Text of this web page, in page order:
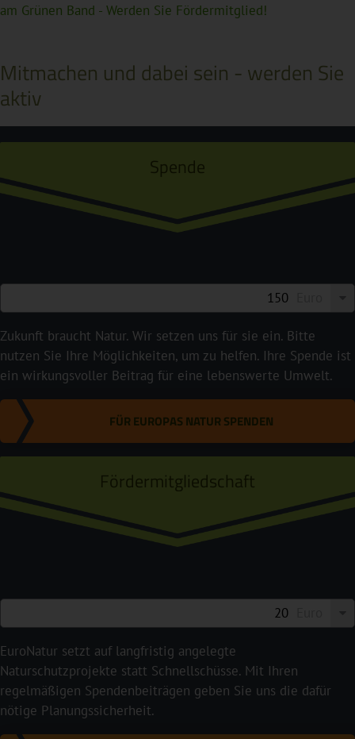
am Grünen Band - Werden Sie Fördermitglied!
Mitmachen und dabei sein - werden Sie
aktiv
Spende
Zukunft braucht Natur. Wir setzen uns für sie ein. Bitte
nutzen Sie Ihre Möglichkeiten, um zu helfen. Ihre Spende ist
ein wirkungsvoller Beitrag für eine lebenswerte Umwelt.
FÜR EUROPAS NATUR SPENDEN
Fördermitgliedschaft
EuroNatur setzt auf langfristig angelegte
Naturschutzprojekte statt Schnellschüsse. Mit Ihren
regelmäßigen Spendenbeiträgen geben Sie uns die dafür
nötige Planungssicherheit.